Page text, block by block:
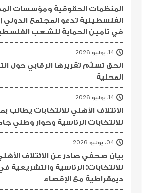
المنظمات الحقوقية ومؤسسات
الفلسطينية تدعو المجتمع الدولي
في تأمين الحماية للشعب
14، يوليو 2026
الحق تسلّم تقريرها الرقابي حول
المحلية
14، يوليو 2026
الائتلاف الأهلي للانتخابات
للانتخابات الرئاسية وحوار وطني
04، يوليو 2026
بيان صحفي صادر عن الائتلاف
للانتخابات: الرئاسية والتشريعية
ديمقراطية مع الإقصاء